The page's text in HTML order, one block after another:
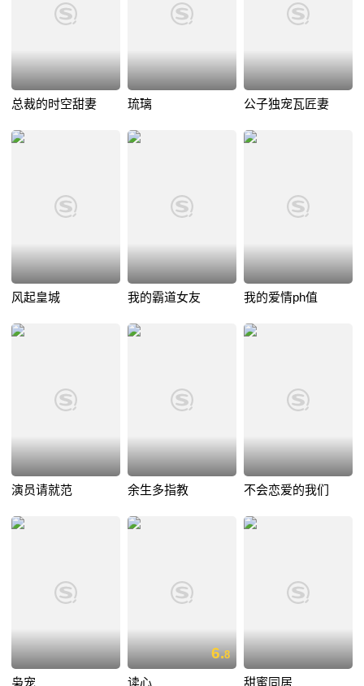
总裁的时空甜妻 琉璃 公子独宠瓦匠妻
风起皇城 我的霸道女友 我的爱情ph值
演员请就范 余生多指教 不会恋爱的我们
枭宠
6.8
读心 甜蜜同居